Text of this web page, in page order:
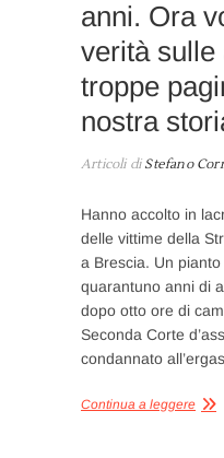
anni. Ora
verità sulle
troppe
nostra
Articoli diStefano
Hanno accolto in
delle vittime della
a Brescia. Un
quarantuno anni di
dopo otto ore di
Seconda Corte
condannato
Continua a leggere